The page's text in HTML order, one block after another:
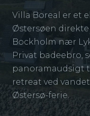
Villa Boreal er et
Østersøen
Bockholm nær
Privat badeebro,
panoramaudsigt
retreat ved
Østersø-ferie.